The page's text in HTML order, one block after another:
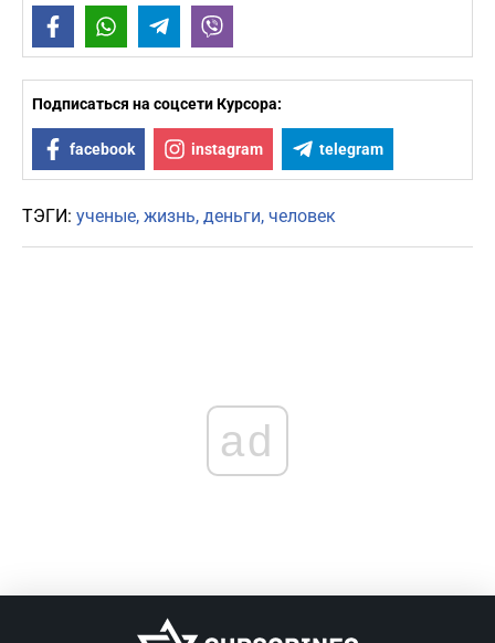
FacebookWhatsAppTelegram
Подписаться на соцсети Курсора:
facebook instagram telegram
ТЭГИ: ученые жизнь деньги человек
ad